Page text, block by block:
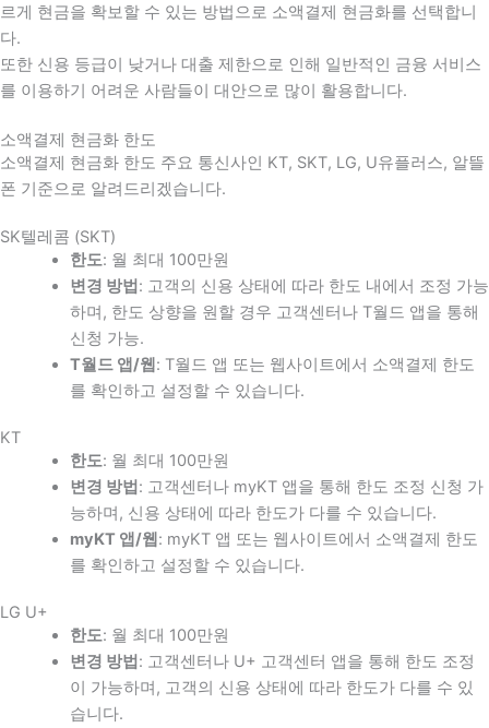
르게 현금을 확보할 수 있는 방법으로 소액결제 현금화를 선택합니
다.
또한 신용 등급이 낮거나 대출 제한으로 인해 일반적인 금융 서비스
를 이용하기 어려운 사람들이 대안으로 많이 활용합니다.
소액결제 현금화 한도
소액결제 현금화 한도 주요 통신사인 KT, SKT, LG, U유플러스, 알뜰
폰 기준으로 알려드리겠습니다.
SK텔레콤 (SKT)
한도: 월 최대 100만원
변경 방법 : 고객의 신용 상태에 따라 한도 내에서 조정 가능
하며, 한도 상향을 원할 경우 고객센터나 T월드 앱을 통해
신청 가능.
T월드 앱/웹 : T월드 앱 또는 웹사이트에서 소액결제 한도
를 확인하고 설정할 수 있습니다.
KT
한도: 월 최대 100만원
변경 방법 : 고객센터나 myKT 앱을 통해 한도 조정 신청 가
능하며, 신용 상태에 따라 한도가 다를 수 있습니다.
myKT 앱/웹 : myKT 앱 또는 웹사이트에서 소액결제 한도
를 확인하고 설정할 수 있습니다.
LG U+
한도: 월 최대 100만원
변경 방법 : 고객센터나 U+ 고객센터 앱을 통해 한도 조정
이 가능하며, 고객의 신용 상태에 따라 한도가 다를 수 있
습니다.